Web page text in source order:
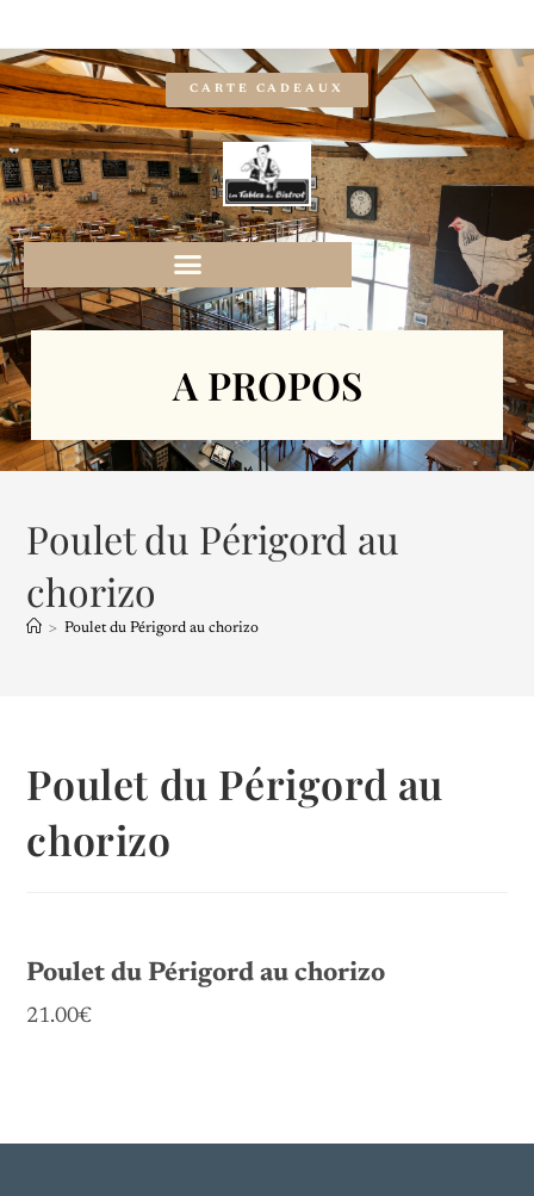
CARTE CADEAUX
A PROPOS
Poulet du Périgord au
chorizo
> Poulet du Périgord au chorizo
Poulet du Périgord au
chorizo
Poulet du Périgord au chorizo
21.00€